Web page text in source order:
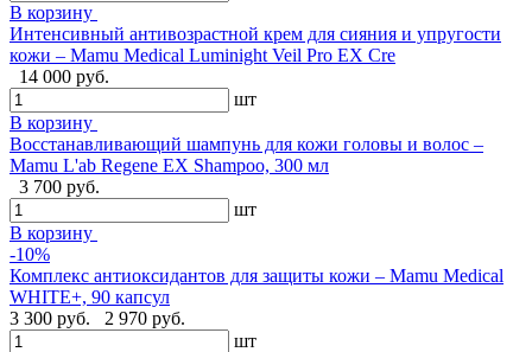
В корзину
Интенсивный антивозрастной крем для сияния и упругости
кожи – Mamu Medical Luminight Veil Pro EX Cre
14 000 руб.
шт
В корзину
Восстанавливающий шампунь для кожи головы и волос –
Mamu L'ab Regene EX Shampoo, 300 мл
3 700 руб.
шт
В корзину
-10%
Комплекс антиоксидантов для защиты кожи – Mamu Medical
WHITE+, 90 капсул
3 300 руб.
2 970 руб.
шт